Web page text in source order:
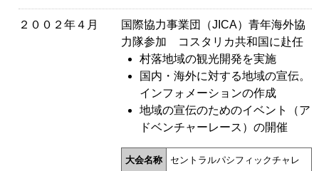
２００２年４月
国際協力事業団（JICA）青年海外協
力隊参加 コスタリカ共和国に赴任
村落地域の観光開発を実施
国内・海外に対する地域の宣伝。
インフォメーションの作成
地域の宣伝のためのイベント（ア
ドベンチャーレース）の開催
大会名称
セントラルパシフィックチャレ